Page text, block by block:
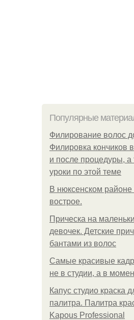
Популярные
Филирование волос
Филировка кончиков
и после процедуры, а
уроки по этой теме
В нюксенском районе
вострое.
Прическа на
девочек. Детские
бантами из волос
Самые красивые
не в студии, а в
Капус студио краска
палитра. Палитра
Kapous Professional